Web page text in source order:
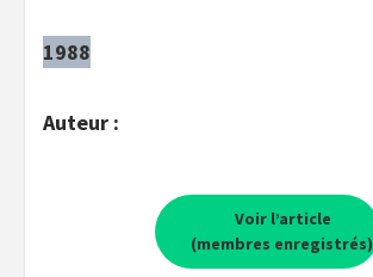
1988
Auteur :
Voir l’article
(membres enregistrés)